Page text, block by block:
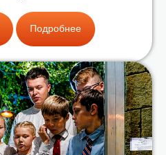
Подробнее